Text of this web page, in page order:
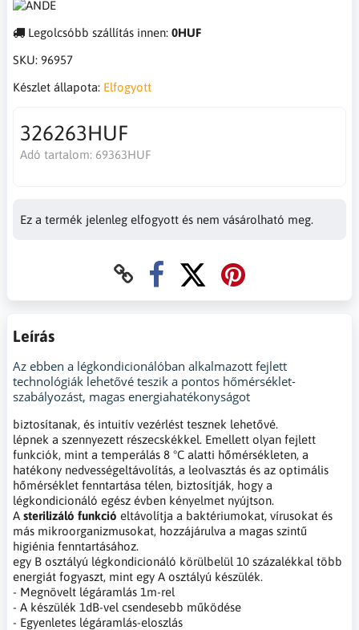
Legolcsóbb szállítás innen: 0HUF
SKU: 96957
Készlet állapota: Elfogyott
326263HUF
Adó tartalom: 69363HUF
Ez a termék jelenleg elfogyott és nem vásárolható meg.
Leírás
Az ebben a légkondicionálóban alkalmazott fejlett
technológiák lehetővé teszik a pontos hőmérséklet-
szabályozást, magas energiahatékonyságot
biztosítanak, és intuitív vezérlést tesznek lehetővé.
lépnek a szennyezett részecskékkel. Emellett olyan fejlett
funkciók, mint a temperálás 8 °C alatti hőmérsékleten, a
hatékony nedvességeltávolítás, a leolvasztás és az optimális
hőmérséklet fenntartása télen, biztosítják, hogy a
légkondicionáló egész évben kényelmet nyújtson.
A sterilizáló funkció eltávolítja a baktériumokat, vírusokat és
más mikroorganizmusokat, hozzájárulva a magas szintű
higiénia fenntartásához.
egy B osztályú légkondicionáló körülbelül 10 százalékkal több
energiát fogyaszt, mint egy A osztályú készülék.
- Megnövelt légáramlás 1m-rel
- A készülék 1dB-vel csendesebb működése
- Egyenletes légáramlás-eloszlás